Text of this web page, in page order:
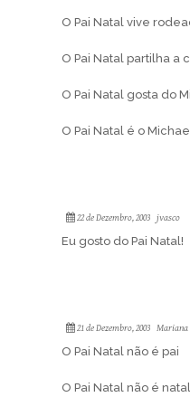
O Pai Natal vive
O Pai Natal partilha
O Pai Natal gosta do
O Pai Natal é o
22 de Dezembro, 2003 jvasco
Eu gosto do Pai Natal!
21 de Dezembro, 2003 Mariana
O Pai Natal não é pai
O Pai Natal não é natal